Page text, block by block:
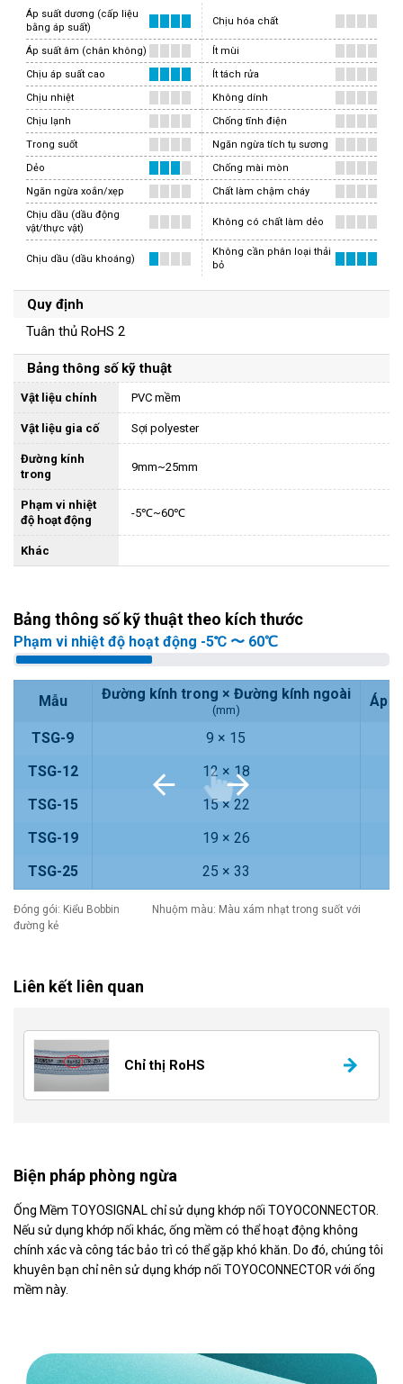
Áp suất dương (cấp liệu
bằng áp suất)
Áp suất âm (chân không)
Chịu áp suất cao
Chịu nhiệt
Chịu lạnh
Trong suốt
Dẻo
Ngăn ngừa xoắn/xẹp
Chịu dầu (dầu động
vật/thực vật)
Chịu dầu (dầu khoáng)
Chịu hóa chất
Ít mùi
Ít tách rửa
Không dính
Chống tĩnh điện
Ngăn ngừa tích tụ sương
Chống mài mòn
Chất làm chậm cháy
Không có chất làm dẻo
Không cần phân loại thải
bỏ
Quy định
Tuân thủ RoHS 2
Bảng thông số kỹ thuật
Vật liệu chính PVC mềm
Vật liệu gia cố Sợi polyester
Đường kính
trong
9mm~25mm
Phạm vi nhiệt
độ hoạt động
-5℃~60℃
Khác
Bảng thông số kỹ thuật theo kích thước
Phạm vi nhiệt độ hoạt động -5℃ 〜 60℃
Mẫu Đường kính trong × Đường kính ngoài
(mm)
Áp
TSG-9
9 × 15
TSG-12
12 × 18
TSG-15
15 × 22
TSG-19
19 × 26
TSG-25
25 × 33
Đóng gói: Kiểu Bobbin Nhuộm màu: Màu xám nhạt trong suốt với
đường kẻ
Liên kết liên quan
Chỉ thị RoHS
Biện pháp phòng ngừa
Ống Mềm TOYOSIGNAL chỉ sử dụng khớp nối TOYOCONNECTOR.
Nếu sử dụng khớp nối khác, ống mềm có thể hoạt động không
chính xác và công tác bảo trì có thể gặp khó khăn. Do đó, chúng tôi
khuyên bạn chỉ nên sử dụng khớp nối TOYOCONNECTOR với ống
mềm này.